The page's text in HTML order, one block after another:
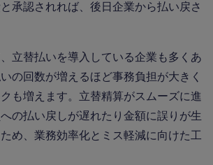
承認されれば、後日企業から払い戻さ
立替払いを導入している企業も多くあ
の回数が増えるほど事務負担が大きく
も増えます。立替精算がスムーズに進
の払い戻しが遅れたり金額に誤りが生
め、業務効率化とミス軽減に向けた工